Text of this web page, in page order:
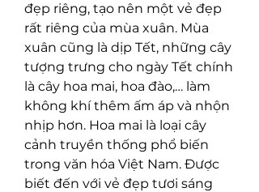
đẹp riêng, tạo nên một vẻ đẹp
rất riêng của mùa xuân. Mùa
xuân cũng là dịp Tết, những cây
tượng trưng cho ngày Tết chính
là cây hoa mai, hoa đào,… làm
không khí thêm ấm áp và nhộn
nhịp hơn. Hoa mai là loại cây
cảnh truyền thống phổ biến
trong văn hóa Việt Nam. Được
biết đến với vẻ đẹp tươi sáng